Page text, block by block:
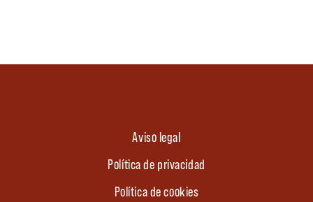
Aviso legal
Política de privacidad
Política de cookies